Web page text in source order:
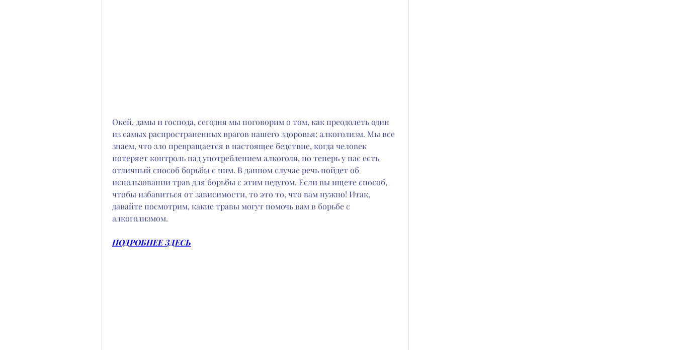
Окей, дамы и господа, сегодня мы поговорим о том, как преодолеть один
из самых распространенных врагов нашего здоровья: алкоголизм. Мы все
знаем, что зло превращается в настоящее бедствие, когда человек
потеряет контроль над употреблением алкоголя, но теперь у нас есть
отличный способ борьбы с ним. В данном случае речь пойдет об
использовании трав для борьбы с этим недугом. Если вы ищете способ,
чтобы избавиться от зависимости, то это то, что вам нужно! Итак,
давайте посмотрим, какие травы могут помочь вам в борьбе с
алкоголизмом.
ПОДРОБНЕЕ ЗДЕСЬ